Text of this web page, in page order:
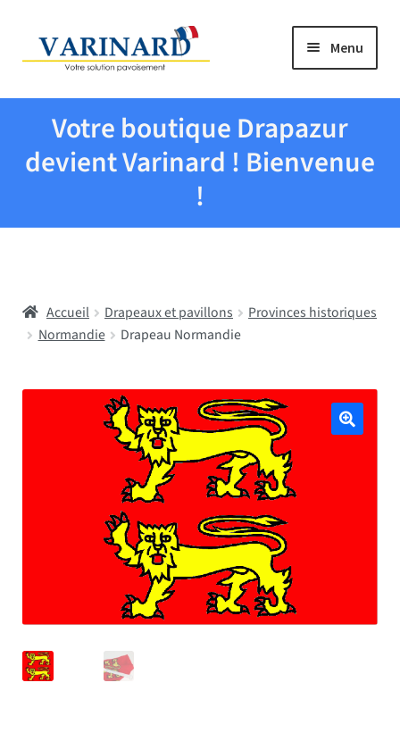
Aller à la navigation
Aller au contenu Menu
Tous les produits
Drapeaux et pavillons
Écoles
Votre boutique Drapazur
devient Varinard ! Bienvenue
!
Accueil Drapeaux et pavillons
Provinces historiques
Normandie
Drapeau Normandie